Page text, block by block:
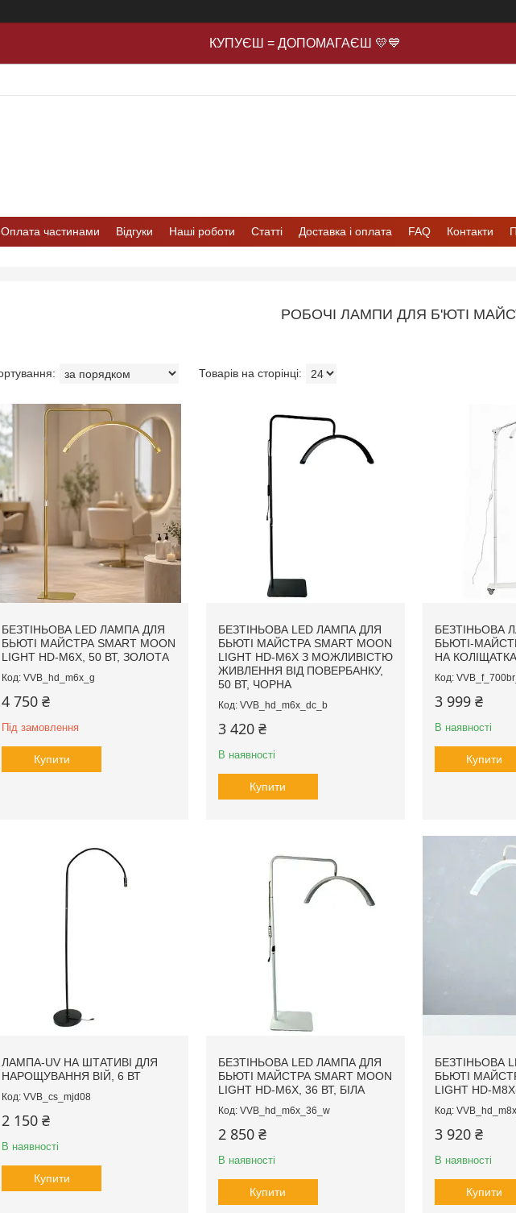
КУПУЄШ = ДОПОМАГАЄШ 💛💙
Оплата частинами Відгуки Наші роботи Статті Доставка і оплата FAQ Контакти
РОБОЧІ ЛАМПИ ДЛЯ Б'ЮТІ
БЕЗТІНЬОВА LED ЛАМПА ДЛЯ
БЬЮТІ МАЙСТРА SMART MOON
LIGHT HD-M6X, 50 ВТ, ЗОЛОТА
VVB_hd_m6x_g
4 750 ₴
Під замовлення
Купити
БЕЗТІНЬОВА LED ЛАМПА ДЛЯ
БЬЮТІ МАЙСТРА SMART MOON
LIGHT HD-M6X З МОЖЛИВІСТЮ
ЖИВЛЕННЯ ВІД ПОВЕРБАНКУ,
50 ВТ, ЧОРНА
VVB_hd_m6x_dc_b
3 420 ₴
В наявності
Купити
БЕЗТІНЬОВА
БЬЮТІ-
НА
3 999 ₴
В наявності
Купити
ЛАМПА-UV НА ШТАТИВІ ДЛЯ
НАРОЩУВАННЯ ВІЙ, 6 ВТ
VVB_cs_mjd08
2 150 ₴
В наявності
Купити
БЕЗТІНЬОВА LED ЛАМПА ДЛЯ
БЬЮТІ МАЙСТРА SMART MOON
LIGHT HD-M6X, 36 ВТ, БІЛА
VVB_hd_m6x_36_w
2 850 ₴
В наявності
Купити
БЕЗТІНЬОВА
БЬЮТІ
LIGHT HD-
3 920 ₴
В наявності
Купити